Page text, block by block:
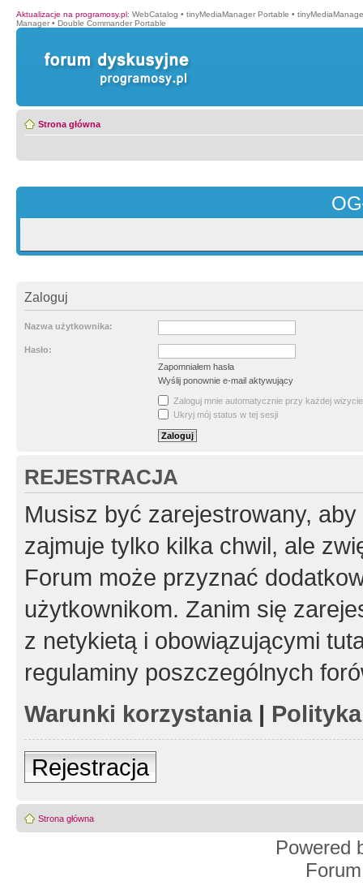
Aktualizacje na programosy.pl: WebCatalog • tinyMediaManager Portable •
Manager • Double Commander Portable
Strona główna
Zaloguj
Nazwa użytkownika:
Hasło:
Zapomniałem hasła
Wyślij ponownie e-mail aktywujący
Zaloguj mnie automatycznie przy każdej wizycie
Ukryj mój status w tej sesji
REJESTRACJA
Musisz być zarejestrowany,
zajmuje tylko kilka chwil, ale
Forum może przyznać
użytkownikom. Zanim się
z netykietą i obowiązującymi
regulaminy poszczególnych
Warunki korzystania|
Rejestracja
Strona główna
Powered